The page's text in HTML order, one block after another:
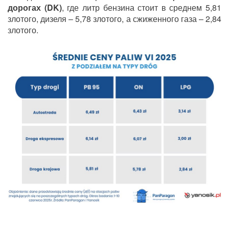
дорогах (DK), где литр бензина стоит в среднем 5,81
злотого, дизеля – 5,78 злотого, а сжиженного газа – 2,84
злотого.